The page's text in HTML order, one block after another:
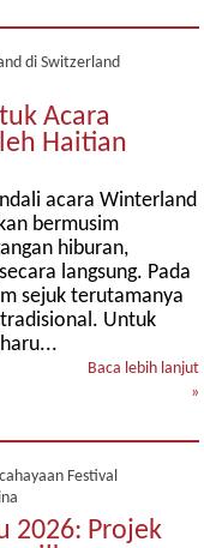
Acara
Haitian
acara Winterland
bermusim
hiburan,
langsung. Pada
sejuk terutamanya
Untuk
Baca lebih lanjut
»
2026: Projek